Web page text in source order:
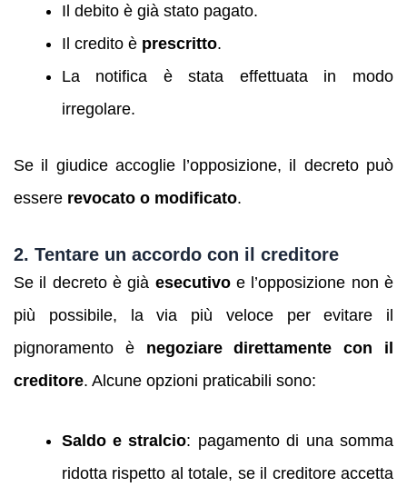
Il debito è già stato pagato.
Il credito è prescritto.
La notifica è stata effettuata in modo
irregolare.
Se il giudice accoglie l’opposizione, il decreto può
essere revocato o modificato.
2. Tentare un accordo con il creditore
Se il decreto è già esecutivoe l’opposizione non è
più possibile, la via più veloce per evitare il
pignoramento è negoziare direttamente con il
creditore. Alcune opzioni praticabili sono:
Saldo e stralcio: pagamento di una somma
ridotta rispetto al totale, se il creditore accetta